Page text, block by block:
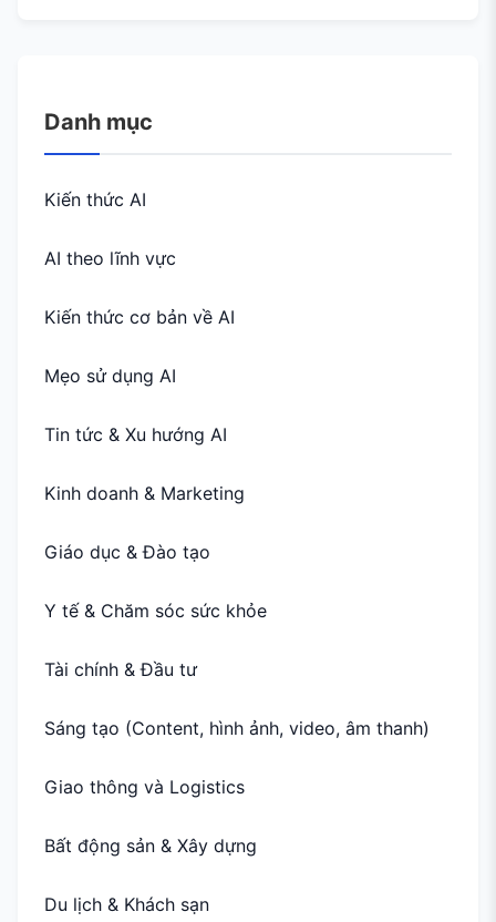
Danh mục
Kiến thức AI
AI theo lĩnh vực
Kiến thức cơ bản về AI
Mẹo sử dụng AI
Tin tức & Xu hướng AI
Kinh doanh & Marketing
Giáo dục & Đào tạo
Y tế & Chăm sóc sức khỏe
Tài chính & Đầu tư
Sáng tạo (Content, hình ảnh, video, âm thanh)
Giao thông và Logistics
Bất động sản & Xây dựng
Du lịch & Khách sạn